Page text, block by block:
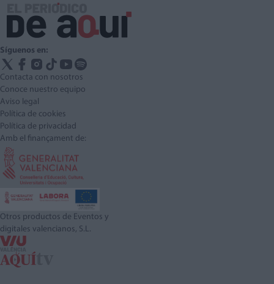
Síguenos en:
Contacta con nosotros
Conoce nuestro equipo
Aviso legal
Política de cookies
Política de privacidad
Amb el finançament de:
Otros productos de Eventos y
digitales valencianos, S.L.